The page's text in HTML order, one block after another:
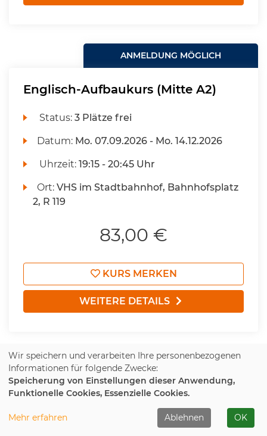
ANMELDUNG MÖGLICH
Englisch-Aufbaukurs (Mitte A2)
Status:3 Plätze frei
Datum: Mo. 07.09.2026 - Mo. 14.12.2026
Uhrzeit:19:15 - 20:45 Uhr
Ort:VHS im Stadtbahnhof, Bahnhofsplatz
2, R 119
83,00 €
KURS MERKEN
WEITERE DETAILS
1 2 3 4 5 6 7
Wir speichern und verarbeiten Ihre personenbezogenen
Informationen für folgende Zwecke:
Speicherung von Einstellungen dieser Anwendung,
Funktionelle Cookies, Essenzielle Cookies.
Mehr erfahren Ablehnen OK